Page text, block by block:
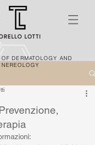
DERMATOLOGY AND